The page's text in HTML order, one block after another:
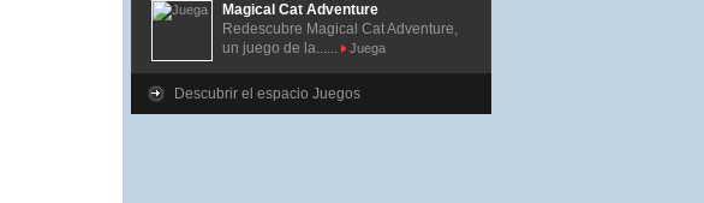
Magical Cat Adventure
Redescubre Magical Cat Adventure,
un juego de la......
Juega
Descubrir el espacio Juegos